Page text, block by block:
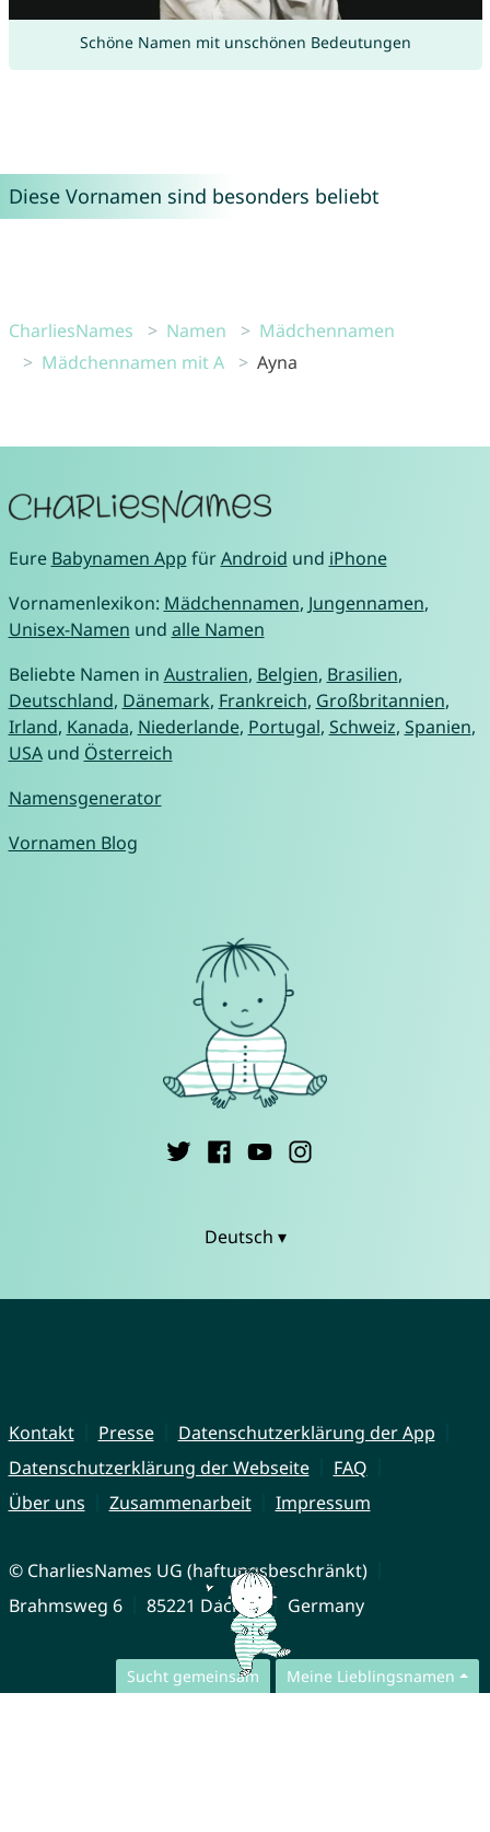
Schöne Namen mit unschönen Bedeutungen
Diese Vornamen sind besonders beliebt
CharliesNames Namen
Mädchennamen
Mädchennamen mit A
Ayna
Sucht gemeinsam Meine Lieblingsnamen
Eure Babynamen App fürAndroid und iPhone
Vornamenlexikon: Mädchennamen, Jungennamen,
Unisex-Namen und alle Namen
Beliebte Namen in Australien, Belgien, Brasilien,
Deutschland, Dänemark, Frankreich, Großbritannien,
Irland, Kanada, Niederlande, Portugal, Schweiz, Spanien,
USAund Österreich
Namensgenerator
Vornamen Blog
Deutsch ▾
Kontakt Presse
Datenschutzerklärung der App
Datenschutzerklärung der Webseite
FAQ
Über uns
Zusammenarbeit Impressum
© CharliesNames UG (haftungsbeschränkt)
Brahmsweg 6
85221 Dachau Germany